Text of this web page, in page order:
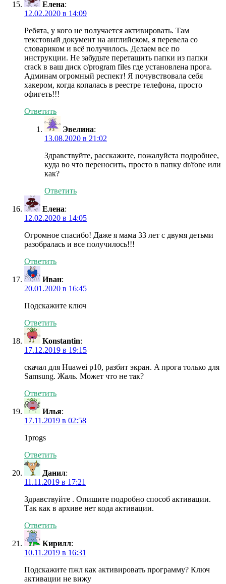
Елена:
12.02.2020 в 14:09
Ребята, у кого не получается активировать. Там
текстовый документ на английском, я перевела со
словариком и всё получилось. Делаем все по
инструкции. Не забудьте перетащить папки из папки
crack в ваш диск c/program files где установлена прога.
Админам огромный респект! Я почувствовала себя
хакером, когда копалась в реестре телефона, просто
офигеть!!!
Ответить
Эвелина:
13.08.2020 в 21:02
Здравствуйте, расскажите, пожалуйста подробнее,
куда во что переносить, просто в папку dr/fone или
как?
Ответить
Елена:
12.02.2020 в 14:05
Огромное спасибо! Даже я мама 33 лет с двумя детьми
разобралась и все получилось!!!
Ответить
Иван:
20.01.2020 в 16:45
Подскажите ключ
Ответить
Konstantin:
17.12.2019 в 19:15
скачал для Huawei p10, разбит экран. A прога только для
Samsung. Жаль. Может что не так?
Ответить
Илья:
17.11.2019 в 02:58
1progs
Ответить
Данил:
11.11.2019 в 17:21
Здравствуйте . Опишите подробно способ активации.
Так как в архиве нет кода активации.
Ответить
Кирилл:
10.11.2019 в 16:31
Подскажите пжл как активировать программу? Ключ
активации не вижу